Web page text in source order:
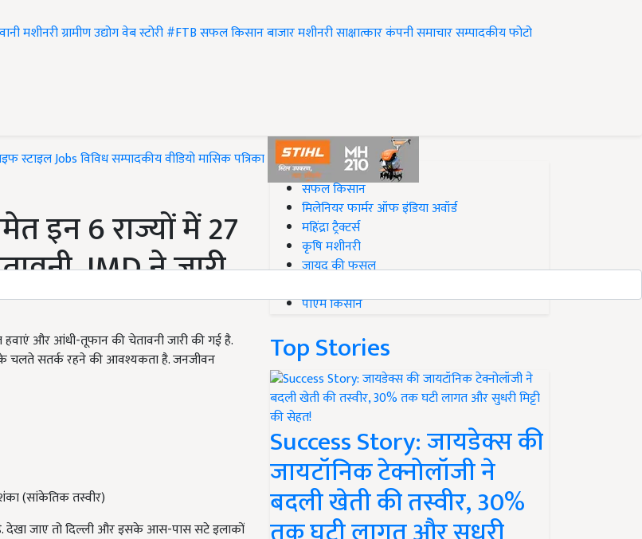
मशीनरीग्रामीण उद्योगवेब स्टोरी#FTBसफल किसानबाजारमशीनरीसाक्षात्कारकंपनी समाचारसम्पादकीयफोटो
स्टाइलJobsविविधसम्पादकीयवीडियोमासिक पत्रिका
इन 6 राज्यों में 27
IMD ने जारी
और आंधी-तूफान की चेतावनी जारी की गई है.
के चलते सतर्क रहने की आवश्यकता है. जनजीवन
(सांकेतिक तस्वीर)
है. देखा जाए तो दिल्ली और इसके आस-पास सटे इलाकों
#Top on Krishi Jagran
सफल किसान
मिलेनियर फार्मर ऑफ इंडिया अवॉर्ड
महिंद्रा ट्रैक्टर्स
कृषि मशीनरी
जायद की फसल
पीएम किसान
Top Stories
Success Story: जायडेक्स की
जायटॉनिक टेक्नोलॉजी ने
बदली खेती की तस्वीर, 30%